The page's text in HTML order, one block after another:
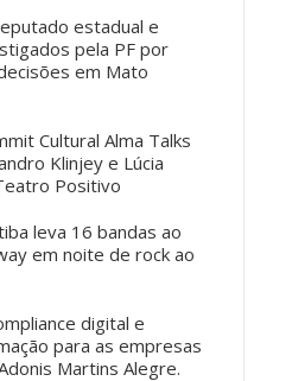
estadual e
pela PF por
em Mato
Cultural Alma Talks
Klinjey e Lúcia
Positivo
leva 16 bandas ao
em noite de rock ao
digital e
para as empresas
Martins Alegre.